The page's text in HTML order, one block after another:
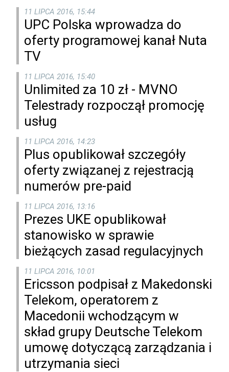
11 LIPCA 2016, 15:44
UPC Polska wprowadza do
oferty programowej kanał Nuta
TV
11 LIPCA 2016, 15:40
Unlimited za 10 zł - MVNO
Telestrady rozpoczął promocję
usług
11 LIPCA 2016, 14:23
Plus opublikował szczegóły
oferty związanej z rejestracją
numerów pre-paid
11 LIPCA 2016, 13:16
Prezes UKE opublikował
stanowisko w sprawie
bieżących zasad regulacyjnych
11 LIPCA 2016, 10:01
Ericsson podpisał z Makedonski
Telekom, operatorem z
Macedonii wchodzącym w
skład grupy Deutsche Telekom
umowę dotyczącą zarządzania i
utrzymania sieci